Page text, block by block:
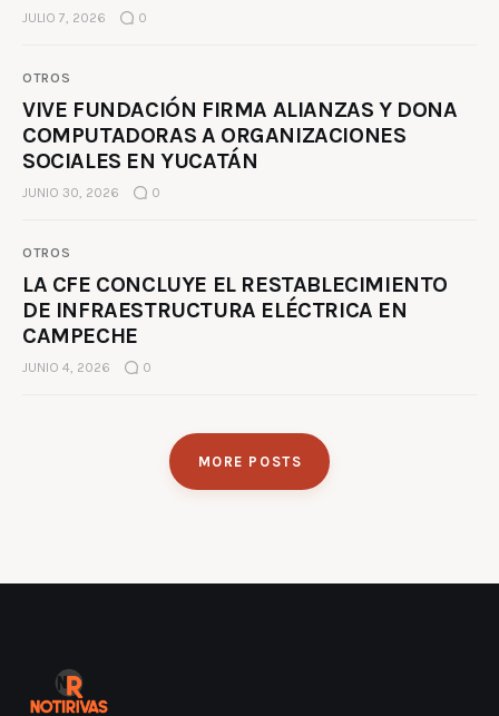
JULIO 7, 2026 0
OTROS
VIVE FUNDACIÓN FIRMA ALIANZAS Y DONA
COMPUTADORAS A ORGANIZACIONES
SOCIALES EN YUCATÁN
JUNIO 30, 2026 0
OTROS
LA CFE CONCLUYE EL RESTABLECIMIENTO
DE INFRAESTRUCTURA ELÉCTRICA EN
CAMPECHE
JUNIO 4, 2026 0
MORE POSTS